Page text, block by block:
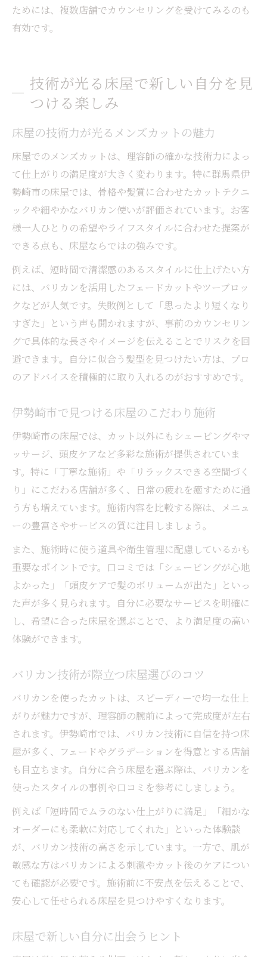
ためには、複数店舗でカウンセリングを受けてみるのも
有効です。
技術が光る床屋で新しい自分を見
つける楽しみ
床屋の技術力が光るメンズカットの魅力
床屋でのメンズカットは、理容師の確かな技術力によっ
て仕上がりの満足度が大きく変わります。特に群馬県伊
勢崎市の床屋では、骨格や髪質に合わせたカットテクニ
ックや細やかなバリカン使いが評価されています。お客
様一人ひとりの希望やライフスタイルに合わせた提案が
できる点も、床屋ならではの強みです。
例えば、短時間で清潔感のあるスタイルに仕上げたい方
には、バリカンを活用したフェードカットやツーブロッ
クなどが人気です。失敗例として「思ったより短くなり
すぎた」という声も聞かれますが、事前のカウンセリン
グで具体的な長さやイメージを伝えることでリスクを回
避できます。自分に似合う髪型を見つけたい方は、プロ
のアドバイスを積極的に取り入れるのがおすすめです。
伊勢崎市で見つける床屋のこだわり施術
伊勢崎市の床屋では、カット以外にもシェービングやマ
ッサージ、頭皮ケアなど多彩な施術が提供されていま
す。特に「丁寧な施術」や「リラックスできる空間づく
り」にこだわる店舗が多く、日常の疲れを癒すために通
う方も増えています。施術内容を比較する際は、メニュ
ーの豊富さやサービスの質に注目しましょう。
また、施術時に使う道具や衛生管理に配慮しているかも
重要なポイントです。口コミでは「シェービングが心地
よかった」「頭皮ケアで髪のボリュームが出た」といっ
た声が多く見られます。自分に必要なサービスを明確に
し、希望に合った床屋を選ぶことで、より満足度の高い
体験ができます。
バリカン技術が際立つ床屋選びのコツ
バリカンを使ったカットは、スピーディーで均一な仕上
がりが魅力ですが、理容師の腕前によって完成度が左右
されます。伊勢崎市では、バリカン技術に自信を持つ床
屋が多く、フェードやグラデーションを得意とする店舗
も目立ちます。自分に合う床屋を選ぶ際は、バリカンを
使ったスタイルの事例や口コミを参考にしましょう。
例えば「短時間でムラのない仕上がりに満足」「細かな
オーダーにも柔軟に対応してくれた」といった体験談
が、バリカン技術の高さを示しています。一方で、肌が
敏感な方はバリカンによる刺激やカット後のケアについ
ても確認が必要です。施術前に不安点を伝えることで、
安心して任せられる床屋を見つけやすくなります。
床屋で新しい自分に出会うヒント